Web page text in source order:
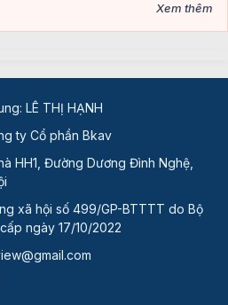
Xem thêm
LÊ THỊ HẠNH
ty Cổ phần Bkav
HH1, Đường Dương Đình Nghệ,
xã hội số 499/GP-BTTTT do Bộ
ngày 17/10/2022